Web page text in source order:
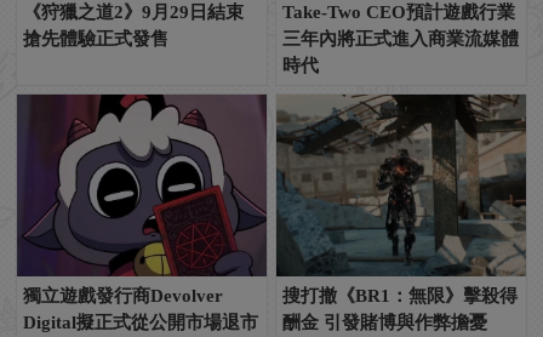
《狩獵之道2》9月29日結束
搶先體驗正式發售
Take-Two CEO預計遊戲行業
三年內將正式進入商業流媒體
時代
獨立遊戲發行商Devolver
Digital擬正式從公開市場退市
搜打撤《BR1：無限》擊殺得
酬金 引發賭博與作弊擔憂